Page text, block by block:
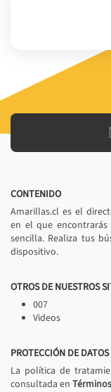
CONTENIDO
Amarillas.cl es el
en el que
sencilla. Realiza tus
dispositivo.
OTROS DE NUESTROS
007
Videos
PROTECCIÓN DE
La política de
consultada en